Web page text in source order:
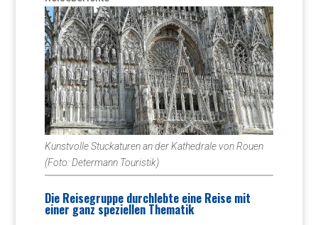
Kunstvolle Stuckaturen an der Kathedrale von Rouen
(Foto: Determann Touristik)
Die Reisegruppe durchlebte eine Reise mit
einer ganz speziellen Thematik